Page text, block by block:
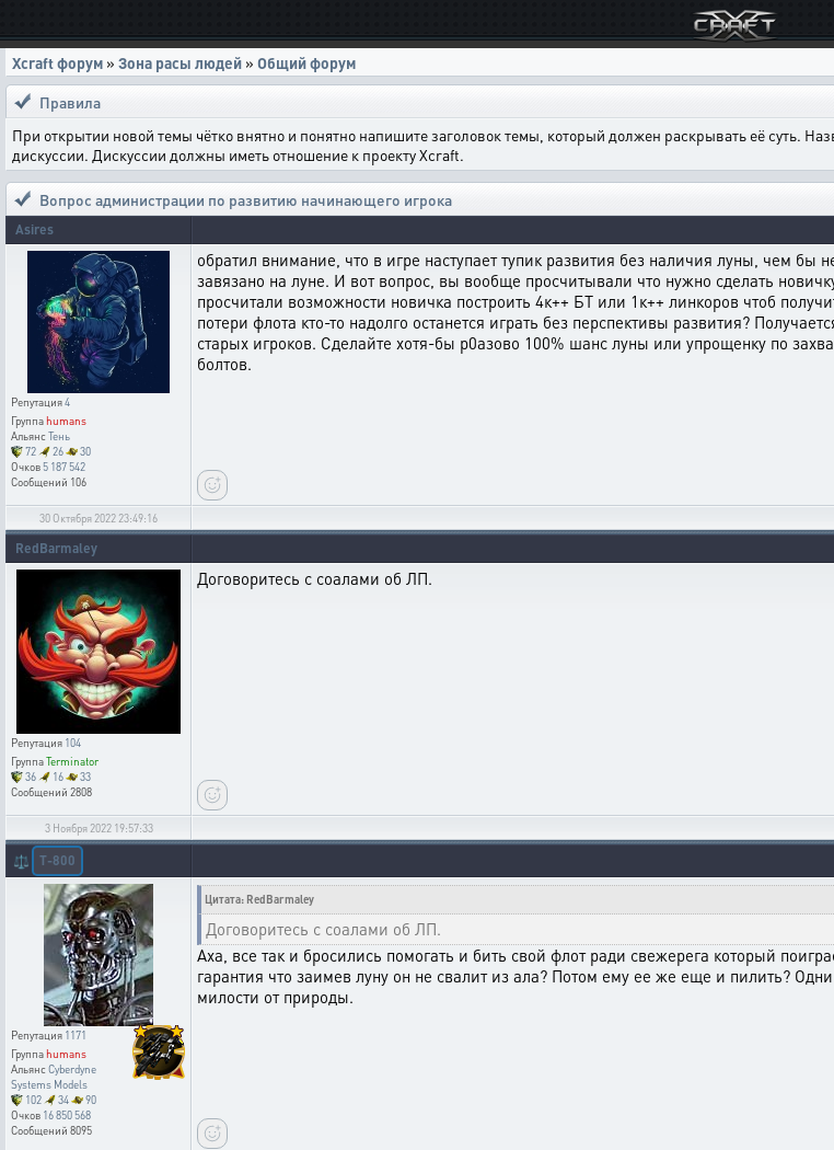
Xcraft форум » Зона расы людей » Общий форум
Правила
При открытии новой темы чётко внятно и понятно напишите заголовок темы, который должен раскрывать её суть.
дискуссии. Дискуссии должны иметь отношение к проекту Xcraft.
Вопрос администрации по развитию начинающего игрока
Asires
Репутация4
Группаhumans
АльянсТень
72
26
30
Очков 5 187 542
Сообщений 106
обратил внимание, что в игре наступает тупик развития без наличия луны, чем бы
завязано на луне. И вот вопрос, вы вообще просчитывали что нужно сделать
просчитали возможности новичка построить 4к++ БТ или 1к++ линкоров чтоб
потери флота кто-то надолго останется играть без перспективы развития?
старых игроков. Сделайте хотя-бы р0азово 100% шанс луны или упрощенку по
болтов.
30 Октября 2022 23:49:16
RedBarmaley
Репутация 104
ГруппаTerminator
36
16
33
Сообщений 2808
Договоритесь с соалами об ЛП.
3 Ноября 2022 19:57:33
⚖️ T-800
Репутация 1171
Группаhumans
АльянсCyberdyne
Systems Models
102
34
90
Очков 16 850 568
Сообщений 8095
Цитата: RedBarmaley
Договоритесь с соалами об ЛП.
Аха, все так и бросились помогать и бить свой флот ради свежерега который
гарантия что заимев луну он не свалит из ала? Потом ему ее же еще и пилить?
милости от природы.